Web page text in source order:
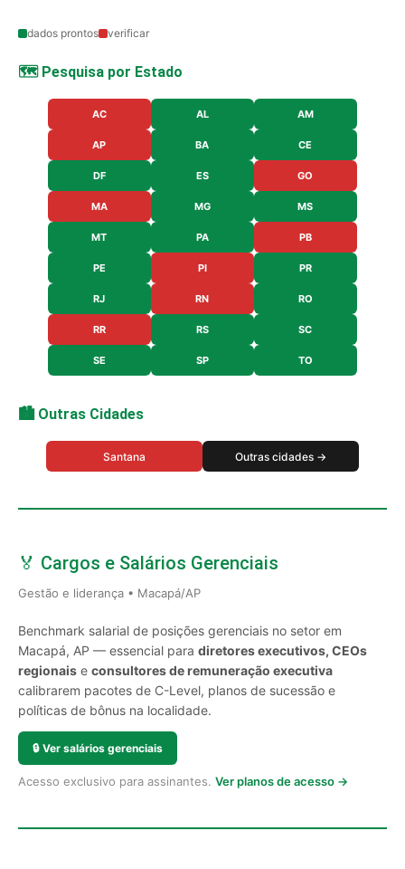
dados prontos verificar
🗺️ Pesquisa por Estado
AC AL AM
AP BA CE
DF ES GO
MA MG MS
MT PA PB
PE PI PR
RJ RN RO
RR RS SC
SE SP TO
🏙️ Outras Cidades
Santana Outras cidades →
🏅 Cargos e Salários Gerenciais
Gestão e liderança • Macapá/AP
Benchmark salarial de posições gerenciais no setor em
Macapá, AP — essencial para diretores executivos, CEOs
regionais e consultores de remuneração executiva
calibrarem pacotes de C-Level, planos de sucessão e
políticas de bônus na localidade.
🔒 Ver salários gerenciais
Acesso exclusivo para assinantes. Ver planos de acesso →